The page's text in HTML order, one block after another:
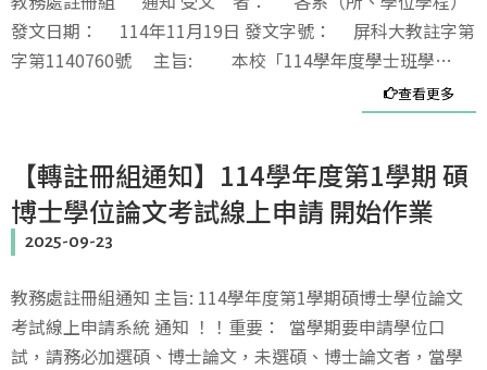
發文日期： 114年11月19日 發文字號： 屏科大教註字第
字第1140760號 主旨: 本校「114學年度學士班學…
查看更多
【轉註冊組通知】114學年度第1學期 碩
博士學位論文考試線上申請 開始作業
2025-09-23
教務處註冊組通知 主旨: 114學年度第1學期碩博士學位論文
考試線上申請系統 通知 ！！重要： 當學期要申請學位口
試，請務必加選碩、博士論文，未選碩、博士論文者，當學